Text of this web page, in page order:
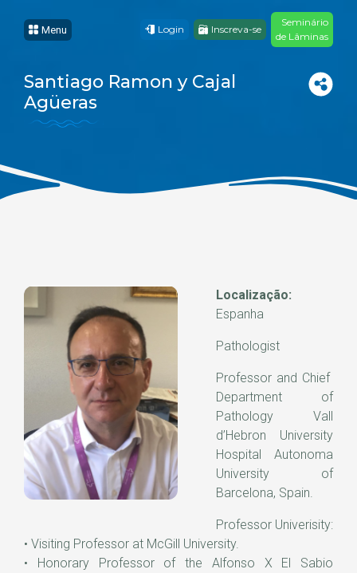
Santiago Ramon y Cajal
Agüeras
Menu Login Inscreva-se
Seminário
de Lâminas
Localização:
Espanha
Pathologist
Professor and Chief
Department of
Pathology Vall
d’Hebron University
Hospital Autonoma
University of
Barcelona, Spain.
Professor Univerisity:
• Visiting Professor at McGill University.
• Honorary Professor of the Alfonso X El Sabio